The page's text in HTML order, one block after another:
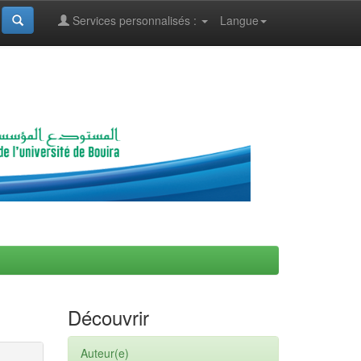
Langue
Services personnalisés :
Découvrir
Auteur(e)